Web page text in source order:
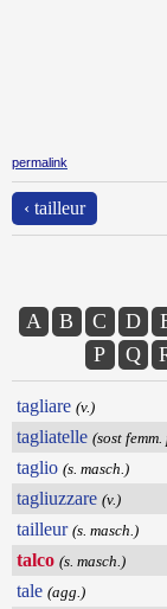
permalink
‹ tailleur
A B C D
P
Q
tagliare (v.)
tagliatelle (sost
taglio (s. masch.)
tagliuzzare (v.)
tailleur (s. masch.)
talco (s. masch.)
tale (agg.)